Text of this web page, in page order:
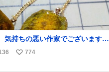
気持ちの悪い作家でございます。
ました胆石をピアスにしました。
な石です。 割ってみたらなかなか
て行きま
い
774